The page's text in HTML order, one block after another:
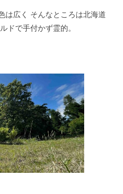
は広く そんなところは北海道
ドで手付かず霊的。